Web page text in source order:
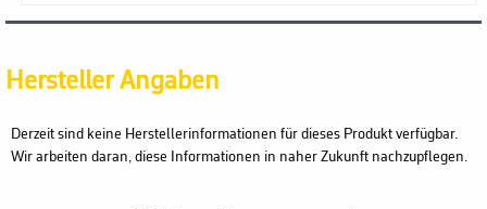
Hersteller Angaben
Derzeit sind keine Herstellerinformationen für dieses Produkt verfügbar.
Wir arbeiten daran, diese Informationen in naher Zukunft nachzupflegen.